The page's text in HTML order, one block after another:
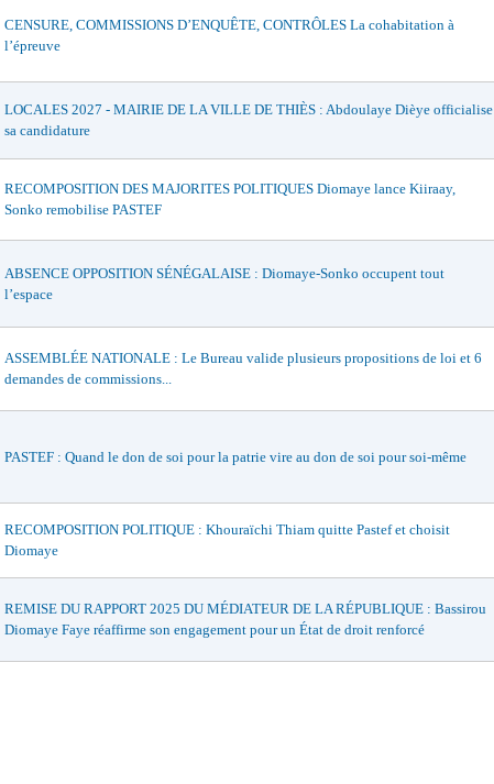
CENSURE, COMMISSIONS D’ENQUÊTE, CONTRÔLES La cohabitation à
l’épreuve
LOCALES 2027 - MAIRIE DE LA VILLE DE THIÈS : Abdoulaye Dièye officialise
sa candidature
RECOMPOSITION DES MAJORITES POLITIQUES Diomaye lance Kiiraay,
Sonko remobilise PASTEF
ABSENCE OPPOSITION SÉNÉGALAISE : Diomaye-Sonko occupent tout
l’espace
ASSEMBLÉE NATIONALE : Le Bureau valide plusieurs propositions de loi et 6
demandes de commissions...
PASTEF : Quand le don de soi pour la patrie vire au don de soi pour soi-même
RECOMPOSITION POLITIQUE : Khouraïchi Thiam quitte Pastef et choisit
Diomaye
REMISE DU RAPPORT 2025 DU MÉDIATEUR DE LA RÉPUBLIQUE : Bassirou
Diomaye Faye réaffirme son engagement pour un État de droit renforcé